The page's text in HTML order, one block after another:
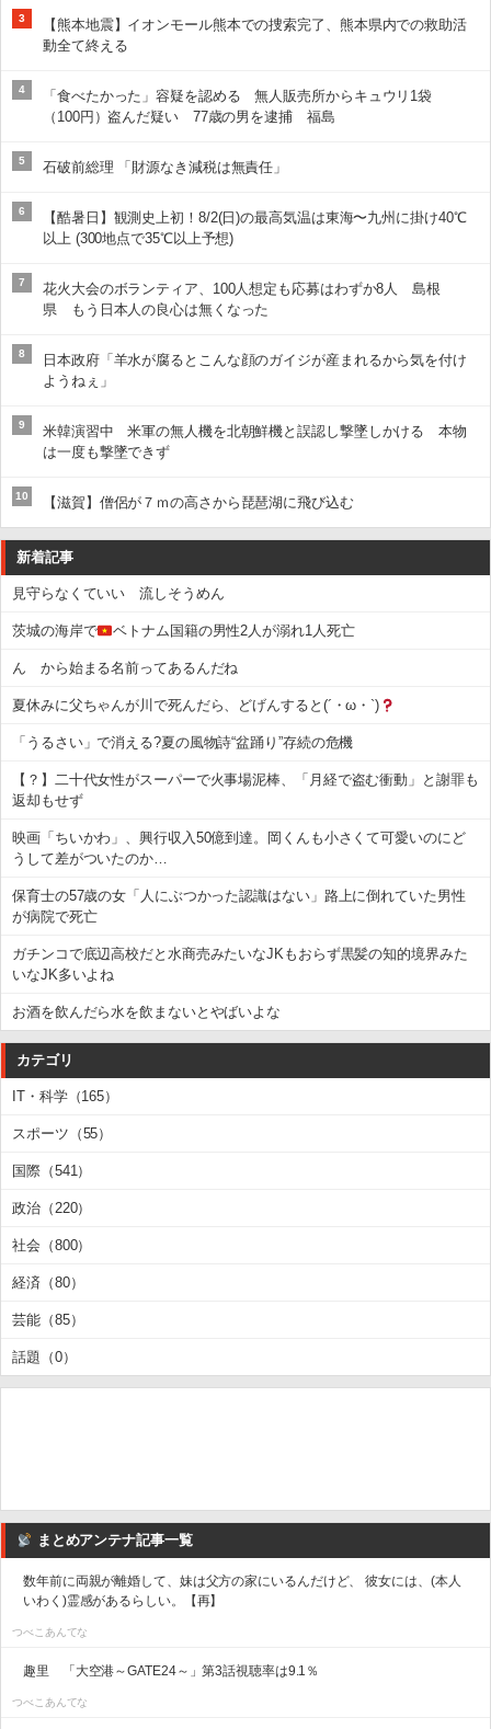
3
【熊本地震】イオンモール熊本での捜索完了、熊本県内での救助活
動全て終える
4
「食べたかった」容疑を認める 無人販売所からキュウリ1袋
（100円）盗んだ疑い 77歳の男を逮捕 福島
5 石破前総理 「財源なき減税は無責任」
6
【酷暑日】観測史上初！8/2(日)の最高気温は東海〜九州に掛け40℃
以上 (300地点で35℃以上予想)
7
花火大会のボランティア、100人想定も応募はわずか8人 島根
県 もう日本人の良心は無くなった
8
日本政府「羊水が腐るとこんな顔のガイジが産まれるから気を付け
ようねぇ」
9
米韓演習中 米軍の無人機を北朝鮮機と誤認し撃墜しかける 本物
は一度も撃墜できず
10 【滋賀】僧侶が７ｍの高さから琵琶湖に飛び込む
新着記事
見守らなくていい 流しそうめん
茨城の海岸で ベトナム国籍の男性2人が溺れ1人死亡
ん から始まる名前ってあるんだね
夏休みに父ちゃんが川で死んだら、どげんすると(´・ω・`)
「うるさい」で消える?夏の風物詩“盆踊り”存続の危機
【？】二十代女性がスーパーで火事場泥棒、「月経で盗む衝動」と謝罪も
返却もせず
映画「ちいかわ」、興行収入50億到達。岡くんも小さくて可愛いのにど
うして差がついたのか…
保育士の57歳の女「人にぶつかった認識はない」路上に倒れていた男性
が病院で死亡
ガチンコで底辺高校だと水商売みたいなJKもおらず黒髪の知的境界みた
いなJK多いよね
お酒を飲んだら水を飲まないとやばいよな
カテゴリ
IT・科学（165）
スポーツ（55）
国際（541）
政治（220）
社会（800）
経済（80）
芸能（85）
話題（0）
まとめアンテナ記事一覧
数年前に両親が離婚して、妹は父方の家にいるんだけど、 彼女には、(本人
いわく)霊感があるらしい。【再】
つべこあんてな
趣里 「大空港～GATE24～」第3話視聴率は9.1％
つべこあんてな